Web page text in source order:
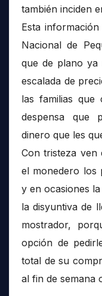
también inciden
Esta
Nacional de
que de plano
escalada de
las familias que
despensa que
dinero que les
Con tristeza ven
el monedero los
y en ocasiones
la disyuntiva de
mostrador,
opción de
total de su
al fin de semana